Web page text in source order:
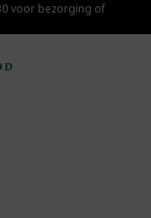
voor bezorging of